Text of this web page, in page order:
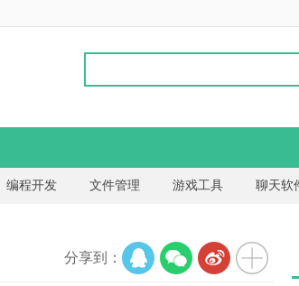
编程开发 文件管理 游戏工具 聊天软
分享到：